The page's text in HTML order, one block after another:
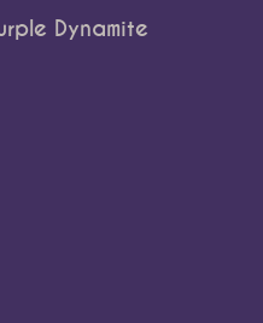
Dynamite